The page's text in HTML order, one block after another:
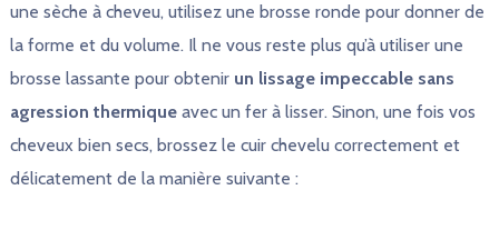
une sèche à cheveu, utilisez une brosse ronde pour donner de
la forme et du volume. Il ne vous reste plus qu’à utiliser une
brosse lassante pour obtenir un lissage impeccable sans
agression thermiqueavec un fer à lisser. Sinon, une fois vos
cheveux bien secs, brossez le cuir chevelu correctement et
délicatement de la manière suivante :